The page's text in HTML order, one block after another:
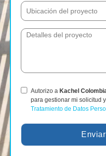
Autorizo a Kachel
para gestionar mi solicitud
Tratamiento de Datos